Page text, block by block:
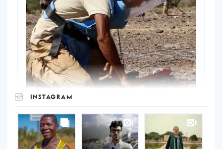
INSTAGRAM
UNOPS
on
Instagram